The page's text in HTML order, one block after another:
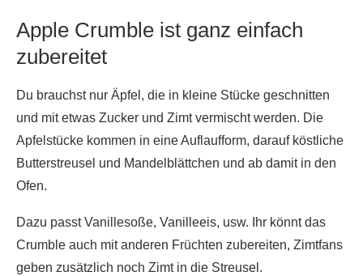
Apple Crumble ist ganz einfach
zubereitet
Du brauchst nur Äpfel, die in kleine Stücke geschnitten
und mit etwas Zucker und Zimt vermischt werden. Die
Apfelstücke kommen in eine Auflaufform, darauf köstliche
Butterstreusel und Mandelblättchen und ab damit in den
Ofen.
Dazu passt Vanillesoße, Vanilleeis, usw. Ihr könnt das
Crumble auch mit anderen Früchten zubereiten, Zimtfans
geben zusätzlich noch Zimt in die Streusel.